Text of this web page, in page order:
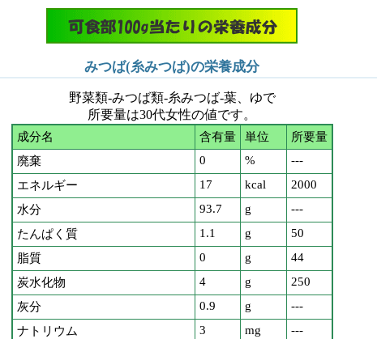
みつば(糸みつば)の栄養成分
野菜類-みつば類-糸みつば-葉、ゆで
所要量は30代女性の値です。
成分名 含有量 単位
所要量
廃棄
0 %
---
エネルギー
17 kcal
2000
水分
93.7 g
---
たんぱく質
1.1 g
50
脂質
0 g
44
炭水化物
4 g
250
灰分
0.9 g
---
ナトリウム
3 mg
---